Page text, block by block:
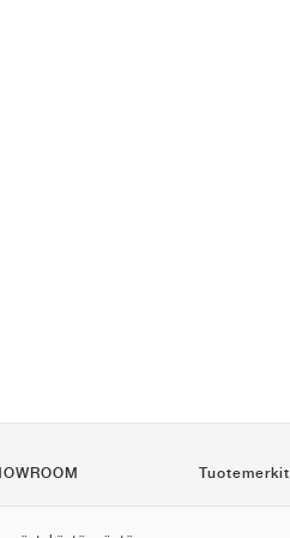
Tuotemerkit